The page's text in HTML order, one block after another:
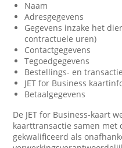
Naam
Adresgegevens
Gegevens inzake het
contractuele uren)
Contactgegevens
Tegoedgegevens
Bestellings- en
JET for Business
Betaalgegevens
De JET for Business-kaart
kaarttransactie samen met
gekwalificeerd als